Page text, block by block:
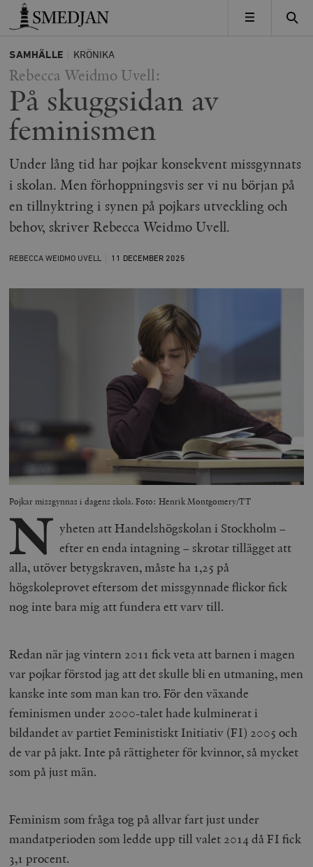
Timbro
MENY
SAMHÄLLE KRÖNIKA
Rebecca Weidmo Uvell:
På skuggsidan av
feminismen
Under lång tid har pojkar konsekvent missgynnats
i skolan. Men förhoppningsvis ser vi nu början på
en tillnyktring i synen på pojkars utveckling och
behov, skriver Rebecca Weidmo Uvell.
REBECCA WEIDMO UVELL 11 DECEMBER 2025
Pojkar missgynnas i dagens skola. Foto: Henrik Montgomery/TT
N yheten att Handelshögskolan i Stockholm –
efter en enda intagning – skrotar tillägget att
alla, utöver betygskraven, måste ha 1,25 på
högskoleprovet eftersom det missgynnade flickor fick
nog inte bara mig att fundera ett varv till.
Redan när jag vintern 2011 fick veta att barnen i magen
var pojkar förstod jag att det skulle bli en utmaning, men
kanske inte som man kan tro. För den växande
feminismen under 2000-talet hade kulminerat i
bildandet av partiet Feministiskt Initiativ (FI) 2005 och
de var på jakt. Inte på rättigheter för kvinnor, så mycket
som på just män.
Feminism som fråga tog på allvar fart just under
mandatperioden som ledde upp till valet 2014 då FI fick
3,1 procent.